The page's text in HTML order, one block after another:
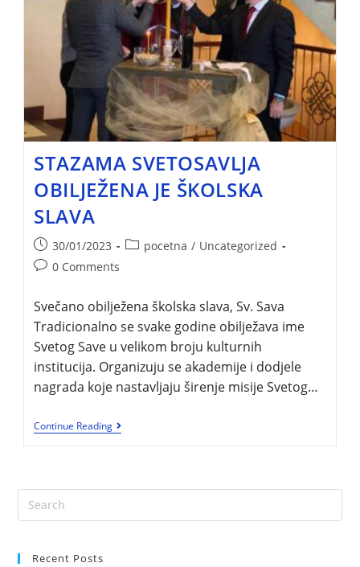
STAZAMA SVETOSAVLJA
OBILJEŽENA JE ŠKOLSKA
SLAVA
30/01/2023 pocetna / Uncategorized
0 Comments
Svečano obilježena školska slava, Sv. Sava
Tradicionalno se svake godine obilježava ime
Svetog Save u velikom broju kulturnih
institucija. Organizuju se akademije i dodjele
nagrada koje nastavljaju širenje misije Svetog…
Continue Reading
Recent Posts